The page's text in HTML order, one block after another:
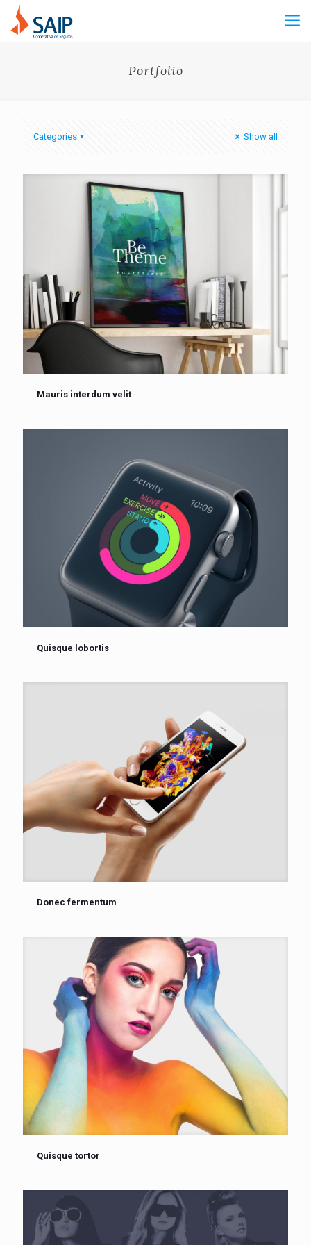
Portfolio
Categories Show all
Mauris interdum velit
Quisque lobortis
Donec fermentum
Quisque tortor